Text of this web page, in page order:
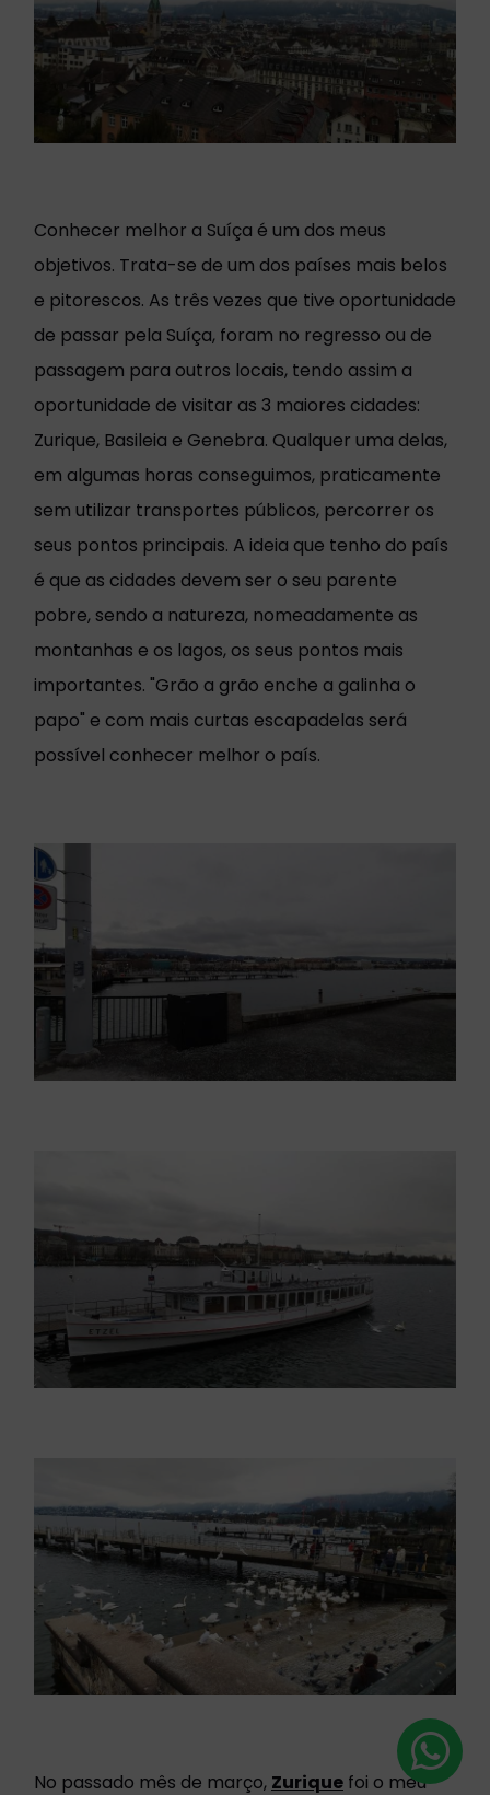
Conhecer melhor a Suíça é um dos meus
objetivos. Trata-se de um dos países mais belos
e pitorescos. As três vezes que tive oportunidade
de passar pela Suíça, foram no regresso ou de
passagem para outros locais, tendo assim a
oportunidade de visitar as 3 maiores cidades:
Zurique, Basileia e Genebra. Qualquer uma delas,
em algumas horas conseguimos, praticamente
sem utilizar transportes públicos, percorrer os
seus pontos principais. A ideia que tenho do país
é que as cidades devem ser o seu parente
pobre, sendo a natureza, nomeadamente as
montanhas e os lagos, os seus pontos mais
importantes. "Grão a grão enche a galinha o
papo" e com mais curtas escapadelas será
possível conhecer melhor o país.
No passado mês de março, Zurique foi o meu